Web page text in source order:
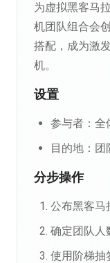
为虚拟黑客马
机团队组合会
搭配，成为激
机。
设置
参与者：全
目的地：
分步操作
公布黑客马
确定团队人
使用阶梯抽